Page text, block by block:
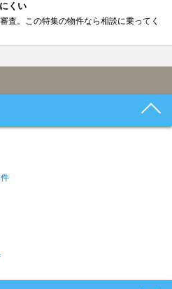
くい
査。この特集の物件なら相談に乗ってく